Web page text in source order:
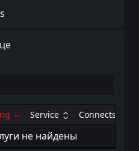
Service Connects
не найдены